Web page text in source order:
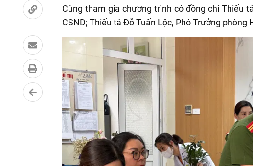
Cùng tham gia chương trình có đồng chí Thiếu
CSND; Thiếu tá Đỗ Tuấn Lộc, Phó Trưởng phòng